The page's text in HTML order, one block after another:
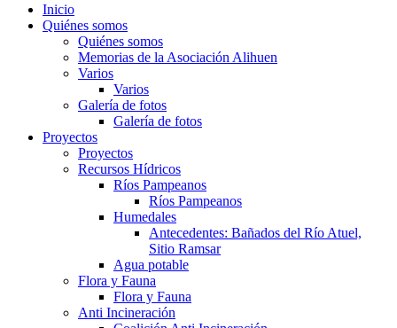
Inicio
Quiénes somos
Quiénes somos
Memorias de la Asociación Alihuen
Varios
Varios
Galería de fotos
Galería de fotos
Proyectos
Proyectos
Recursos Hídricos
Ríos Pampeanos
Ríos Pampeanos
Humedales
Antecedentes: Bañados del Río Atuel,
Sitio Ramsar
Agua potable
Flora y Fauna
Flora y Fauna
Anti Incineración